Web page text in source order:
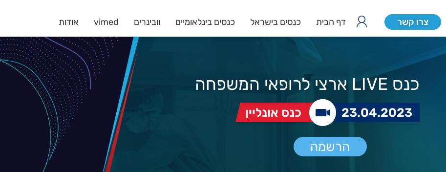
צרו קשר דף הבית כנסים בישראל כנסים בינלאומיים וובינרים vimed אודות
כנס LIVE ארצי לרופאי המשפחה
23.04.2023 כנס אונליין
הרשמה